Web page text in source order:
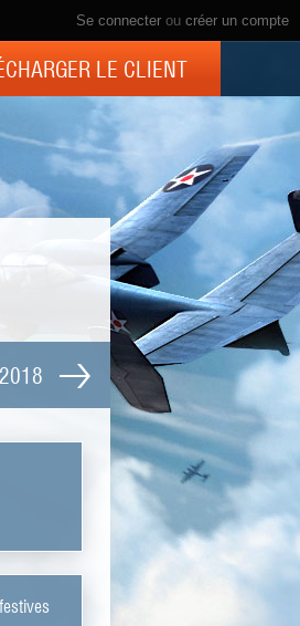
Se connecter ou créer un compte
LE CLIENT
2018